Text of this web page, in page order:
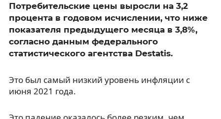
Потребительские цены выросли на 3,2
процента в годовом исчислении, что ниже
показателя предыдущего месяца в 3,8%,
согласно данным федерального
статистического агентства Destatis.
Это был самый низкий уровень инфляции с
июня 2021 года.